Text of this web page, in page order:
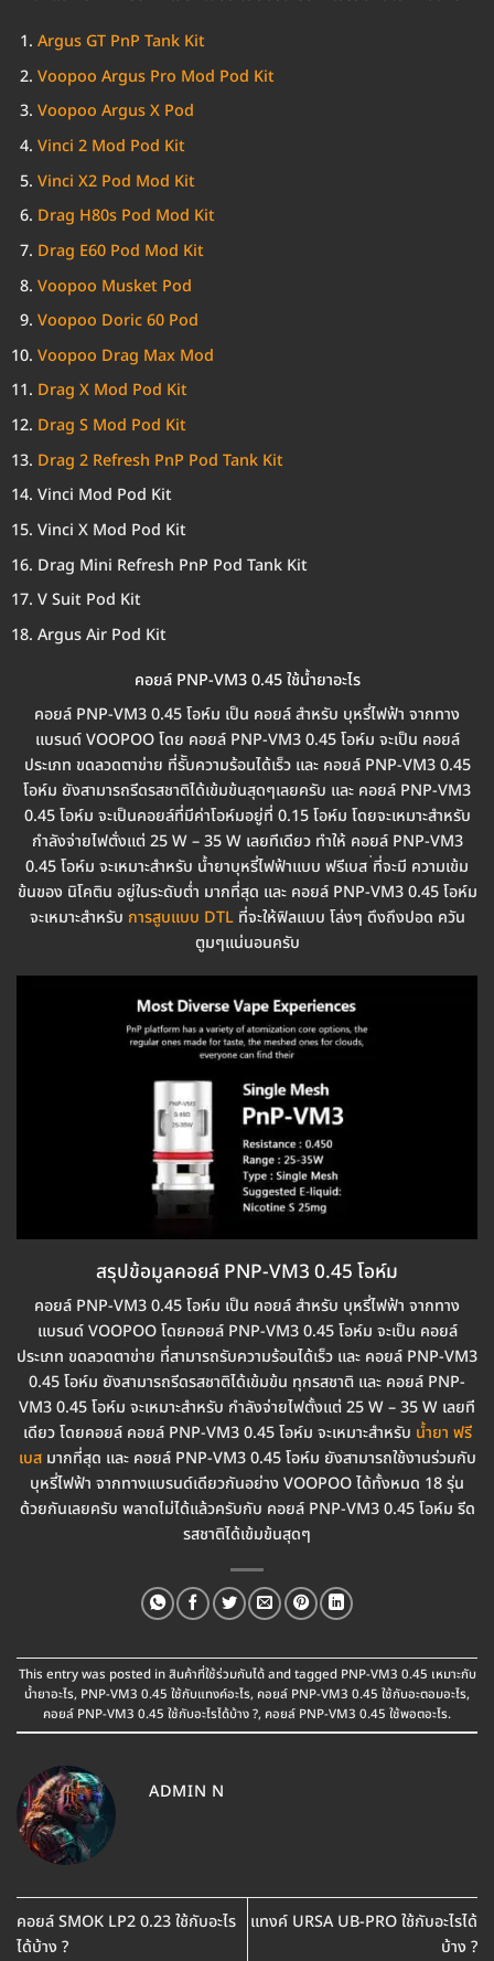
Argus GT PnP Tank Kit
Voopoo Argus Pro Mod Pod Kit
Voopoo Argus X Pod
Vinci 2 Mod Pod Kit
Vinci X2 Pod Mod Kit
Drag H80s Pod Mod Kit
Drag E60 Pod Mod Kit
Voopoo Musket Pod
Voopoo Doric 60 Pod
Voopoo Drag Max Mod
Drag X Mod Pod Kit
Drag S Mod Pod Kit
Drag 2 Refresh PnP Pod Tank Kit
Vinci Mod Pod Kit
Vinci X Mod Pod Kit
Drag Mini Refresh PnP Pod Tank Kit
V Suit Pod Kit
Argus Air Pod Kit
คอยล์ PNP-VM3 0.45 ใช้น้ำยาอะไร
คอยล์ PNP-VM3 0.45 โอห์ม เป็น คอยล์ สำหรับ บุหรี่ไฟฟ้า จากทาง
แบรนด์ VOOPOO โดย คอยล์ PNP-VM3 0.45 โอห์ม จะเป็น คอยล์
ประเภท ขดลวดตาข่าย ที่รัับความร้อนได้เร็ว และ คอยล์ PNP-VM3 0.45
โอห์ม ยังสามารถรีดรสชาติได้เข้มข้นสุดๆเลยครับ และ คอยล์ PNP-VM3
0.45 โอห์ม จะเป็นคอยล์ที่มีค่าโอห์มอยู่ที่ 0.15 โอห์ม โดยจะเหมาะสำหรับ
กำลังจ่ายไฟตั่งแต่ 25 W – 35 W เลยทีเดียว ทำให้ คอยล์ PNP-VM3
0.45 โอห์ม จะเหมาะสำหรับ น้ำยาบุหรี่ไฟฟ้าแบบ ฟรีเบส ่ที่จะมี ความเข้ม
ข้นของ นิโคติน อยู่ในระดับต่ำ มากที่สุด และ คอยล์ PNP-VM3 0.45 โอห์ม
จะเหมาะสำหรับ การสูบแบบ DTLที่จะให้ฟิลแบบ โล่งๆ ดึงถึงปอด ควัน
ตูมๆแน่นอนครับ
สรุปข้อมูลคอยล์ PNP-VM3 0.45 โอห์ม
คอยล์ PNP-VM3 0.45 โอห์ม เป็น คอยล์ สำหรับ บุหรี่ไฟฟ้า จากทาง
แบรนด์ VOOPOO โดยคอยล์ PNP-VM3 0.45 โอห์ม จะเป็น คอยล์
ประเภท ขดลวดตาข่าย ที่สามารถรับความร้อนได้เร็ว และ คอยล์ PNP-VM3
0.45 โอห์ม ยังสามารถรีดรสชาติได้เข้มข้น ทุกรสชาติ และ คอยล์ PNP-
VM3 0.45 โอห์ม จะเหมาะสำหรับ กำลังจ่ายไฟตั้งแต่ 25 W – 35 W เลยที
เดียว โดยคอยล์ คอยล์ PNP-VM3 0.45 โอห์ม จะเหมาะสำหรับ น้ำยา ฟรี
เบสมากที่สุด และ คอยล์ PNP-VM3 0.45 โอห์ม ยังสามารถใช้งานร่วมกับ
บุหรี่ไฟฟ้า จากทางแบรนด์เดียวกันอย่าง VOOPOO ได้ทั้งหมด 18 รุ่น
ด้วยกันเลยครับ พลาดไม่ได้แล้วครับกับ คอยล์ PNP-VM3 0.45 โอห์ม รีด
รสชาติได้เข้มข้นสุดๆ
This entry was posted inสินค้าที่ใช้ร่วมกันได้and tagged PNP-VM3 0.45 เหมาะกับ
น้ำยาอะไร, PNP-VM3 0.45 ใช้กับแทงค์อะไร, คอยล์ PNP-VM3 0.45 ใช้กับอะตอมอะไร,
คอยล์ PNP-VM3 0.45 ใช้กับอะไรได้บ้าง ?, คอยล์ PNP-VM3 0.45 ใช้พอตอะไร.
ADMIN N
คอยล์ SMOK LP2 0.23 ใช้กับอะไร
ได้บ้าง ?
แทงค์ URSA UB-PRO ใช้กับอะไรได้
บ้าง ?